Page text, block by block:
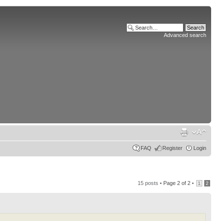
Advanced search
FAQ Register Login
15 posts • Page 2 of 2 • 1 2